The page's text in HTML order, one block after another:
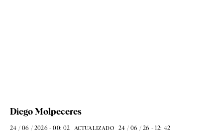
Diego Molpeceres
24 / 06 / 2026 - 00: 02 ACTUALIZADO 24 / 06 / 26 - 12: 42